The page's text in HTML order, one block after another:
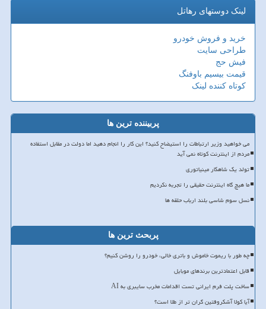
لینک دوستهای رهاتل
خرید و فروش خودرو
طراحی سایت
فیش حج
قیمت بیسیم باوفنگ
کوتاه کننده لینک
پربیننده ترین ها
می خواهید وزیر ارتباطات را استیضاح کنید؟ این کار را انجام دهید اما دولت در مقابل استفاده
مردم از اینترنت کوتاه نمی آید
تولد یک شاهکار مینیاتوری
ما هیچ گاه اینترنت حقیقی را تجربه نکردیم
نسل سوم شاسی بلند ارباب حلقه ها
پربحث ترین ها
چه طور با ریموت خاموش و باتری خالی، خودرو را روشن کنیم؟
قابل اعتمادترین برندهای موبایل
ساخت پلت فرم ایرانی تست اقدامات مخرب سایبری به AI
آیا کولا آشکروفتین گران تر از طلا است؟